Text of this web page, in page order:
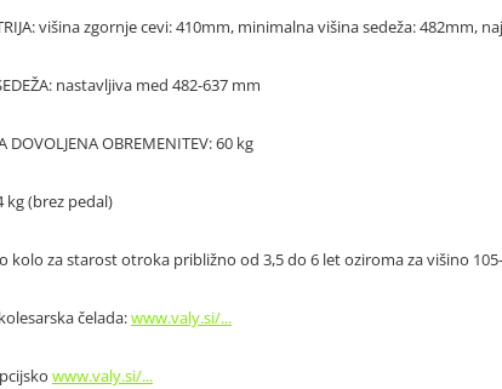
višina zgornje cevi: 410mm, minimalna višina sedeža: 482mm,
nastavljiva med 482-637 mm
DOVOLJENA OBREMENITEV: 60 kg
kg (brez pedal)
kolo za starost otroka približno od 3,5 do 6 let oziroma za višino
čelada:www.valy.si/...
www.valy.si/...